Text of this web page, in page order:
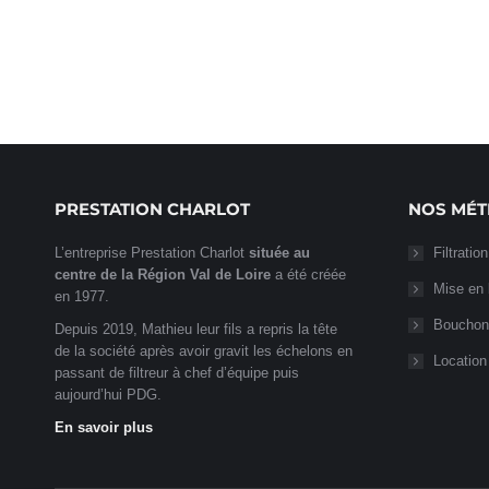
PRESTATION CHARLOT
L’entreprise Prestation Charlot située au
centre de la Région Val de Loire a été créée
en 1977.
Depuis 2019, Mathieu leur fils a repris la tête
de la société après avoir gravit les échelons en
passant de filtreur à chef d’équipe puis
aujourd’hui PDG.
En savoir plus
NOS
Filtration
Mise en